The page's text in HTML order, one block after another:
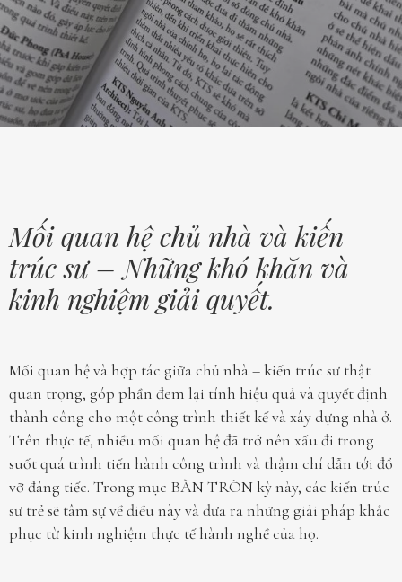
Mối quan hệ chủ nhà và kiến
trúc sư – Những khó khăn và
kinh nghiệm giải quyết.
Mối quan hệ và hợp tác giữa chủ nhà – kiến trúc sư thật
quan trọng, góp phần đem lại tính hiệu quả và quyết định
thành công cho một công trình thiết kế và xây dựng nhà ở.
Trên thực tế, nhiều mối quan hệ đã trở nên xấu đi trong
suốt quá trình tiến hành công trình và thậm chí dẫn tới đổ
vỡ đáng tiếc. Trong mục BÀN TRÒN kỳ này, các kiến trúc
sư trẻ sẽ tâm sự về điều này và đưa ra những giải pháp khắc
phục từ kinh nghiệm thực tế hành nghề của họ.